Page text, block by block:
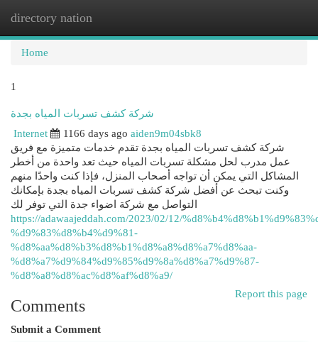
directory nation
Home
1
شركة كشف تسربات المياه بجدة
Internet
1166 days ago aiden9m04sbk8
شركة كشف تسربات المياه بجدة تقدم خدمات متميزة مع فريق
عمل مدرب لحل مشكلة تسربات المياه حيث تعد واحدة من أخطر
المشاكل التي يمكن أن تواجه أصحاب المنزل، فإذا كنت واحدًا منهم
وكنت تبحث عن أفضل شركة كشف تسربات المياه بجدة بإمكانك
التواصل مع شركة اضواء جدة التي توفر لك
https://adawaajeddah.com/2023/02/12/
%d9%83%d8%b4%d9%81-
%d8%aa%d8%b3%d8%b1%d8%a8%d8%a7%d8%aa-
%d8%a7%d9%84%d9%85%d9%8a%d8%a7%d9%87-
%d8%a8%d8%ac%d8%af%d8%a9/
Report this page
Comments
Submit a Comment